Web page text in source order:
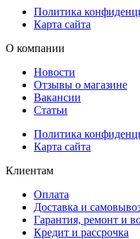
Политика
Карта сайта
О компании
Новости
Отзывы о магазине
Вакансии
Статьи
Политика
Карта сайта
Клиентам
Оплата
Доставка и
Гарантия, ремонт и
Кредит и рассрочка